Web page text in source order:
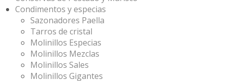
Condimentos y especias
Sazonadores Paella
Tarros de cristal
Molinillos Especias
Molinillos Mezclas
Molinillos Sales
Molinillos Gigantes